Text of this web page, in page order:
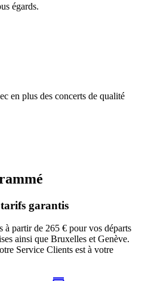
égards.
en plus des concerts de qualité
garantis
à partir de 265 € pour vos départs
ainsi que Bruxelles et Genève.
Service Clients est à votre